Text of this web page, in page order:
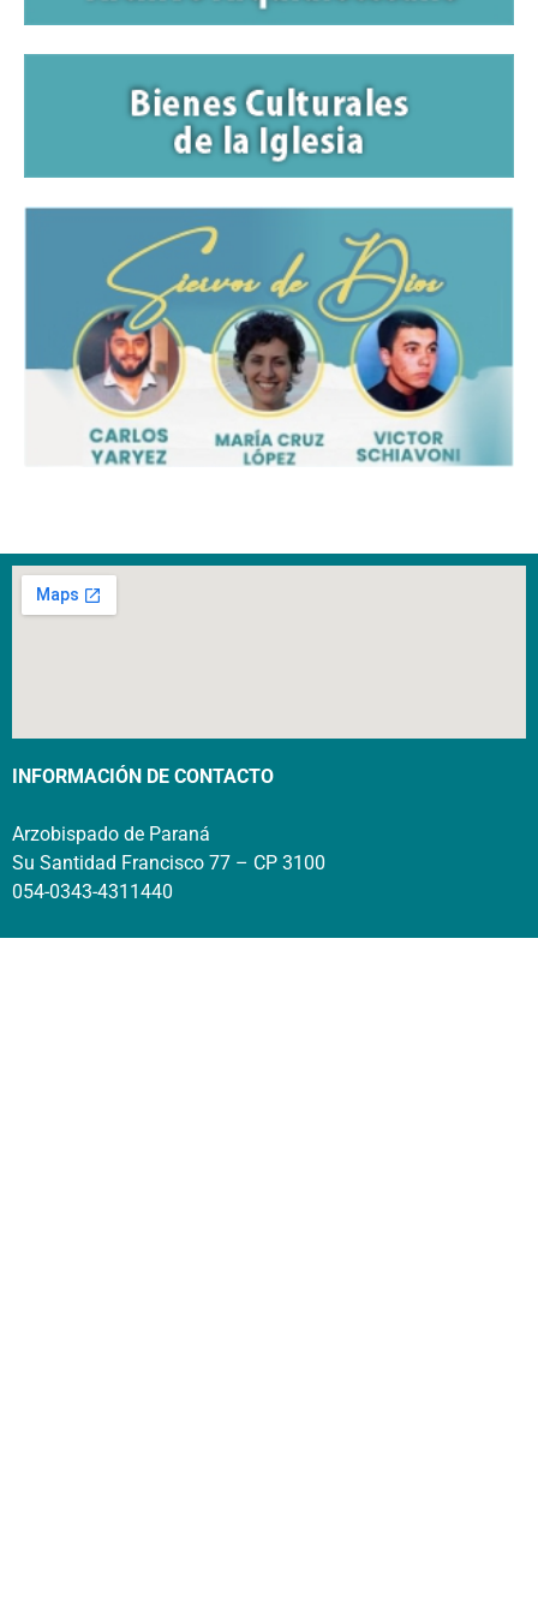
INFORMACIÓN DE CONTACTO
Arzobispado de Paraná
Su Santidad Francisco 77 – CP 3100
054-0343-4311440